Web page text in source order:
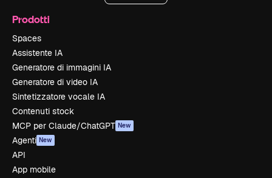
Prodotti
Spaces
Assistente IA
Generatore di immagini IA
Generatore di video IA
Sintetizzatore vocale IA
Contenuti stock
MCP per Claude/ChatGPT New
Agenti New
API
App mobile